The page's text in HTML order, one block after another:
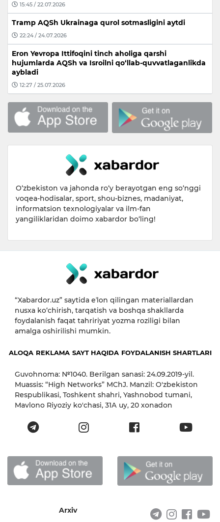
15:45 / 22.07.2026
Tramp AQSh Ukrainaga qurol sotmasligini aytdi
22:24 / 24.07.2026
Eron Yevropa Ittifoqini tinch aholiga qarshi
hujumlarda AQSh va Isroilni qo‘llab-quvvatlaganlikda
aybladi
12:27 / 25.07.2026
O‘zbekiston va jahonda ro‘y berayotgan eng so‘nggi
voqea-hodisalar, sport, shou-biznes, madaniyat,
informatsion texnologiyalar va ilm-fan
yangiliklaridan doimo xabardor bo‘ling!
“Xabardor.uz” saytida eʼlon qilingan materiallardan
nusxa ko‘chirish, tarqatish va boshqa shakllarda
foydalanish faqat tahririyat yozma roziligi bilan
amalga oshirilishi mumkin.
ALOQA REKLAMA SAYT HAQIDA FOYDALANISH SHARTLARI
Guvohnoma: №1040. Berilgan sanasi: 24.09.2019-yil.
Muassis: “High Networks” MChJ. Manzil: O'zbekiston
Respublikasi, Toshkent shahri, Yashnobod tumani,
Mavlono Riyoziy ko'chasi, 31А uy, 20 xonadon
Arxiv